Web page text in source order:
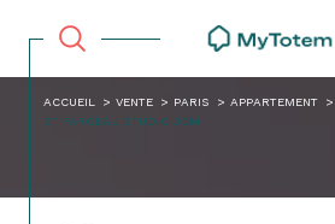
ACCUEIL VENTE PARIS APPARTEMENT
ST FARGEAU STUDIO 30M